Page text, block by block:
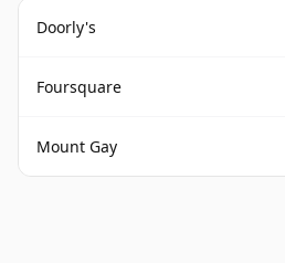
Doorly's
Foursquare
Mount Gay